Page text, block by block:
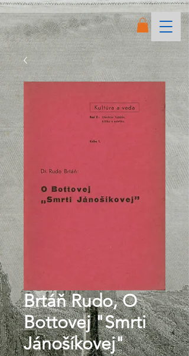
Brtáň Rudo, O
Bottovej "Smrti
Jánošíkovej"